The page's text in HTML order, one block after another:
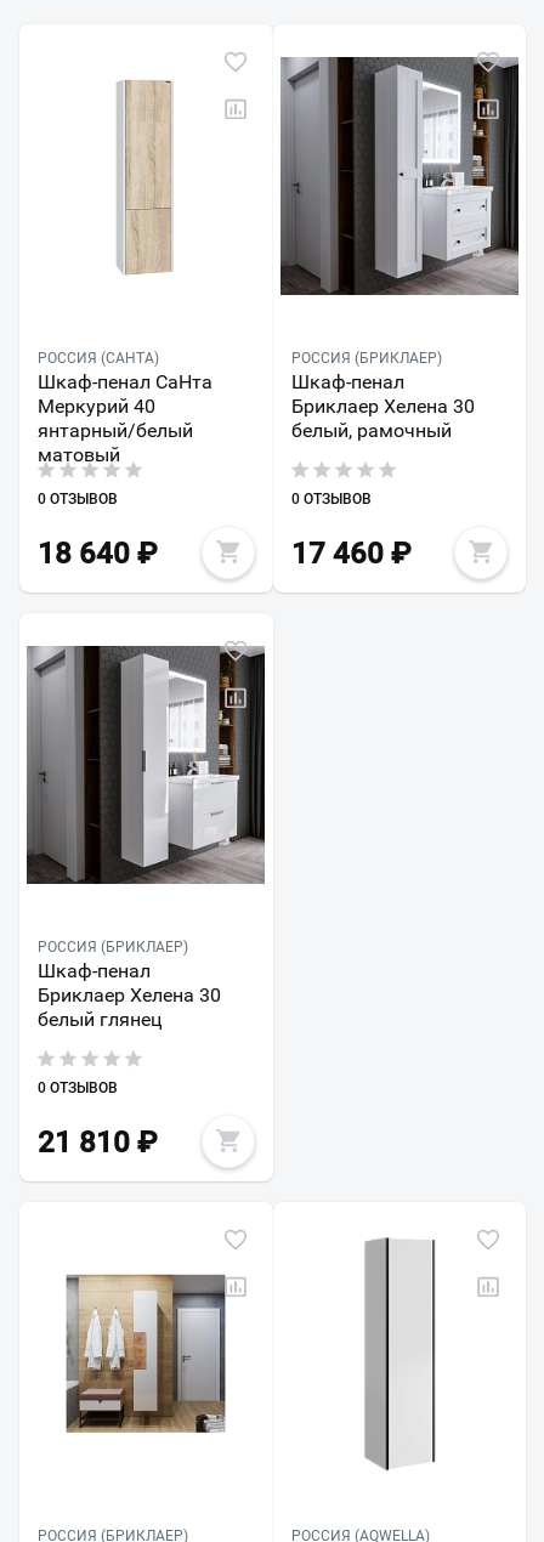
РОССИЯ (САНТА)
Шкаф-пенал СаНта
Меркурий 40
янтарный/белый
матовый
0 ОТЗЫВОВ
18 640 ₽
РОССИЯ (БРИКЛАЕР)
Шкаф-пенал
Бриклаер Хелена 30
белый, рамочный
0 ОТЗЫВОВ
17 460₽
РОССИЯ (БРИКЛАЕР)
Шкаф-пенал
Бриклаер Хелена 30
белый глянец
0 ОТЗЫВОВ
21 810 ₽
РОССИЯ (БРИКЛАЕР) РОССИЯ (AQWELLA)